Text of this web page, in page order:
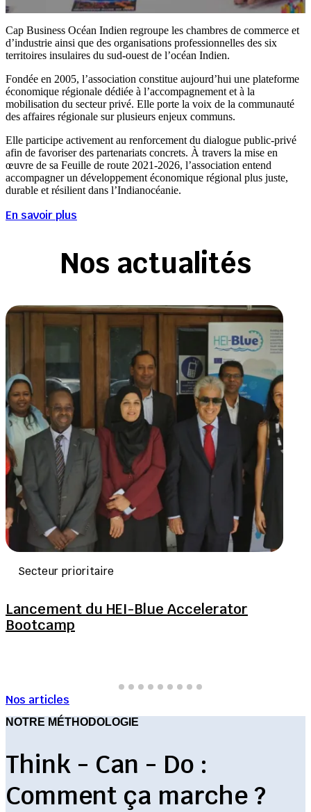
Cap Business Océan Indien regroupe les chambres de commerce et
d’industrie ainsi que des organisations professionnelles des six
territoires insulaires du sud-ouest de l’océan Indien.
Fondée en 2005, l’association constitue aujourd’hui une plateforme
économique régionale dédiée à l’accompagnement et à la
mobilisation du secteur privé. Elle porte la voix de la communauté
des affaires régionale sur plusieurs enjeux communs.
Elle participe activement au renforcement du dialogue public-privé
afin de favoriser des partenariats concrets. À travers la mise en
œuvre de sa Feuille de route 2021-2026, l’association entend
accompagner un développement économique régional plus juste,
durable et résilient dans l’Indianocéanie.
En savoir plus
Nos actualités
Secteur prioritaire
Lancement du HEI-Blue Accelerator
Bootcamp
Nos articles
NOTRE MÉTHODOLOGIE
Think - Can - Do :
Comment ça marche ?